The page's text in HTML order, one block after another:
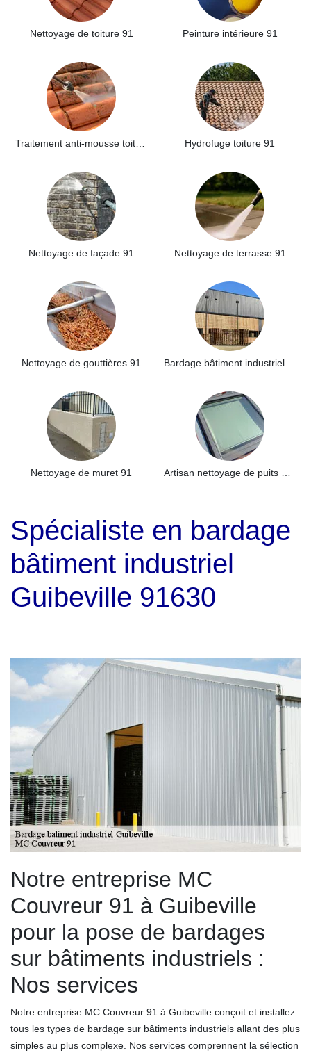
Nettoyage de toiture 91 Peinture intérieure 91
Hydrofuge toiture 91
Nettoyage de façade 91 Nettoyage de terrasse 91
Nettoyage de gouttières 91
Nettoyage de muret 91
Spécialiste en bardage
bâtiment industriel
Guibeville 91630
Notre entreprise MC
Couvreur 91 à Guibeville
pour la pose de bardages
sur bâtiments industriels :
Nos services
Notre entreprise MC Couvreur 91 à Guibeville conçoit et installez
tous les types de bardage sur bâtiments industriels allant des plus
simples au plus complexe. Nos services comprennent la sélection